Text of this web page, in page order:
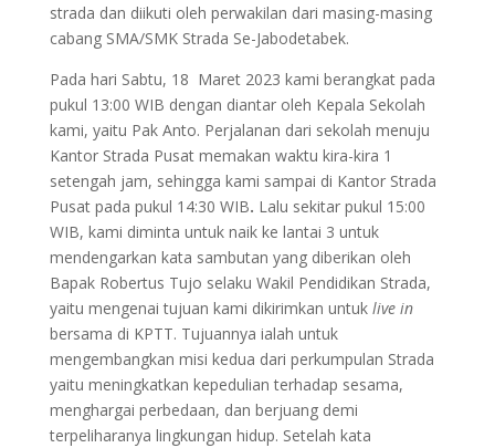
strada dan diikuti oleh perwakilan dari masing-masing
cabang SMA/SMK Strada Se-Jabodetabek.
Pada hari Sabtu, 18 Maret 2023 kami berangkat pada
pukul 13:00 WIB dengan diantar oleh Kepala Sekolah
kami, yaitu Pak Anto. Perjalanan dari sekolah menuju
Kantor Strada Pusat memakan waktu kira-kira 1
setengah jam, sehingga kami sampai di Kantor Strada
Pusat pada pukul 14:30 WIB. Lalu sekitar pukul 15:00
WIB, kami diminta untuk naik ke lantai 3 untuk
mendengarkan kata sambutan yang diberikan oleh
Bapak Robertus Tujo selaku Wakil Pendidikan Strada,
yaitu mengenai tujuan kami dikirimkan untuklive in
bersama di KPTT. Tujuannya ialah untuk
mengembangkan misi kedua dari perkumpulan Strada
yaitu meningkatkan kepedulian terhadap sesama,
menghargai perbedaan, dan berjuang demi
terpeliharanya lingkungan hidup. Setelah kata